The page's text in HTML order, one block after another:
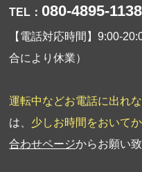
TEL： 080-4895-1138
【電話対応時間】9:00-
合により休業）
運転中などお電話に出れ
は、 少しお時間をおいて
合わせページからお願い致